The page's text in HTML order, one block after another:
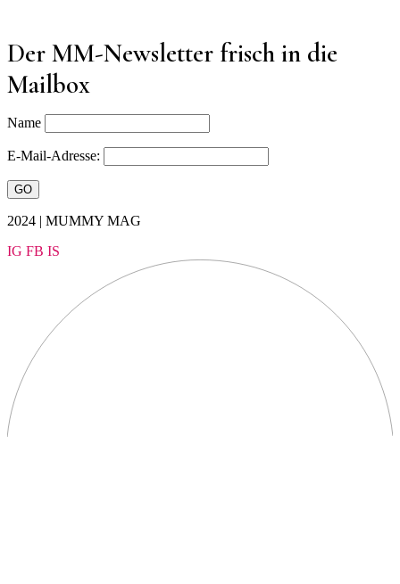
Der MM-Newsletter frisch in die
Mailbox
Name
E-Mail-Adresse:
2024 | MUMMY MAG
IG FB IS